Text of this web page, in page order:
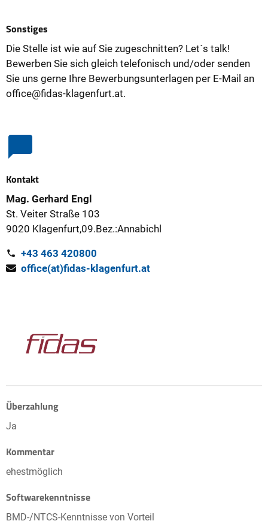
Sonstiges
Die Stelle ist wie auf Sie zugeschnitten? Let´s talk!
Bewerben Sie sich gleich telefonisch und/oder senden
Sie uns gerne Ihre Bewerbungsunterlagen per E-Mail an
office@fidas-klagenfurt.at.
Kontakt
Mag. Gerhard Engl
St. Veiter Straße 103
9020 Klagenfurt,09.Bez.:Annabichl
+43 463 420800
office(at)fidas-klagenfurt.at
Überzahlung
Ja
Kommentar
ehestmöglich
Softwarekenntnisse
BMD-/NTCS-Kenntnisse von Vorteil